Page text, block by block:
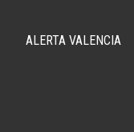
ALERTA VALENCIA